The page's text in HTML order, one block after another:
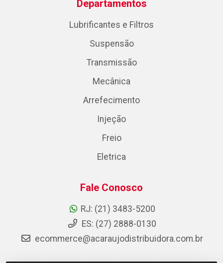
Departamentos
Lubrificantes e Filtros
Suspensão
Transmissão
Mecânica
Arrefecimento
Injeção
Freio
Eletrica
Fale Conosco
RJ: (21) 3483-5200
ES: (27) 2888-0130
ecommerce@acaraujodistribuidora.com.br